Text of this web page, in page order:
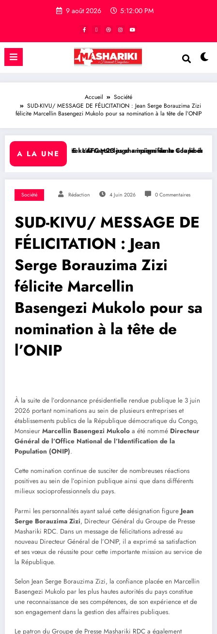
9 août 2026 5:12:01 PM
Accueil
Société
SUD-KIVU/ MESSAGE DE FÉLICITATION : Jean Serge Borauzima Zizi
félicite Marcellin Basengezi Mukolo pour sa nomination à la tête de l’ONIP
A LA UNE
reçoit les champions de la Coupe du Congo
: L’AFC-M23 juge « insignifiante » la libération de 15 détenus par
RDC/
Société Rédaction 4 Juin 2026 0 Commentaires
SUD-KIVU/ MESSAGE DE
FÉLICITATION : Jean
Serge Borauzima Zizi
félicite Marcellin
Basengezi Mukolo pour sa
nomination à la tête de
l’ONIP
À la suite de l’ordonnance présidentielle rendue publique le 3 juin
2026 portant nominations au sein de plusieurs entreprises et
établissements publics de la République démocratique du Congo,
Monsieur Marcellin Basengezi Mukolo a été nommé Directeur
Général de l’Office National de l’Identification de la
Population (ONIP).
Cette nomination continue de susciter de nombreuses réactions
positives au sein de l’opinion publique ainsi que dans différents
milieux socioprofessionnels du pays.
Parmi les personnalités ayant salué cette désignation figure Jean
Serge Borauzima Zizi, Directeur Général du Groupe de Presse
Mashariki RDC. Dans un message de félicitations adressé au
nouveau Directeur Général de l’ONIP, il a exprimé sa satisfaction
et ses vœux de réussite pour cette importante mission au service de
la République.
Selon Jean Serge Borauzima Zizi, la confiance placée en Marcellin
Basengezi Mukolo par les plus hautes autorités du pays constitue
une reconnaissance de ses compétences, de son expérience et de
son engagement dans la gestion des affaires publiques.
Le patron du Groupe de Presse Mashariki RDC a également